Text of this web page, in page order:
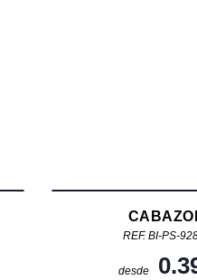
REF. BI-PS-
desde